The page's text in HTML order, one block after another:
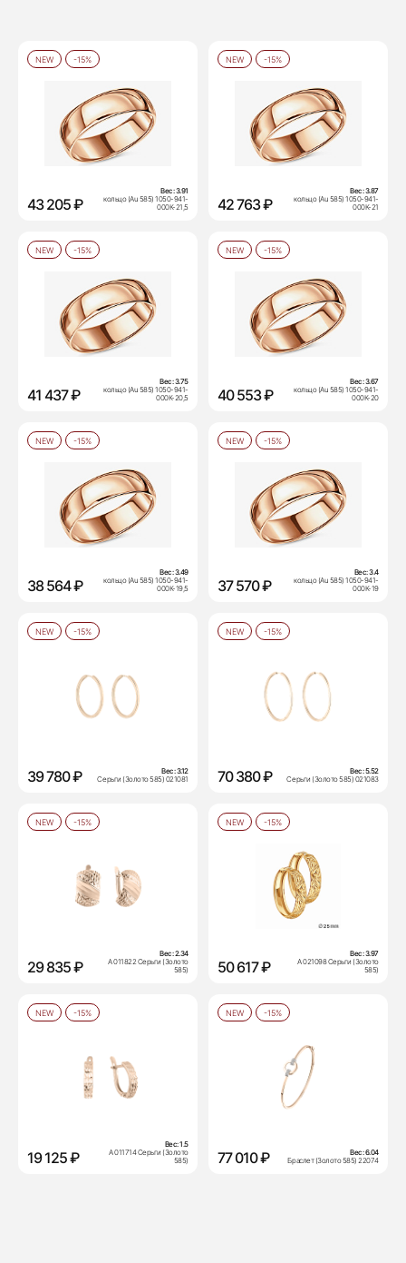
NEW -15%
43 205 ₽
Вес:3.91
кольцо (Au 585) 1050-941-
000К-21,5
NEW -15%
42 763 ₽
Вес:3.87
кольцо (Au 585) 1050-941-
000К-21
NEW -15%
41 437 ₽
Вес:3.75
кольцо (Au 585) 1050-941-
000К-20,5
NEW -15%
40 553 ₽
Вес:3.67
кольцо (Au 585) 1050-941-
000К-20
NEW -15%
38 564 ₽
Вес:3.49
кольцо (Au 585) 1050-941-
000К-19,5
NEW -15%
37 570 ₽
Вес:3.4
кольцо (Au 585) 1050-941-
000К-19
NEW -15%
39 780 ₽ Вес:3.12
Серьги (Золото 585) 021081
NEW -15%
70 380 ₽ Вес:5.52
Серьги (Золото 585) 021083
NEW -15%
29 835 ₽
Вес:2.34
А 011822 Серьги (Золото
585)
NEW -15%
50 617 ₽
Вес:3.97
А 021098 Серьги (Золото
585)
NEW -15%
19 125 ₽
Вес:1.5
А 011714 Серьги (Золото
585)
NEW -15%
77 010 ₽ Вес:6.04
Браслет (Золото 585) 22074